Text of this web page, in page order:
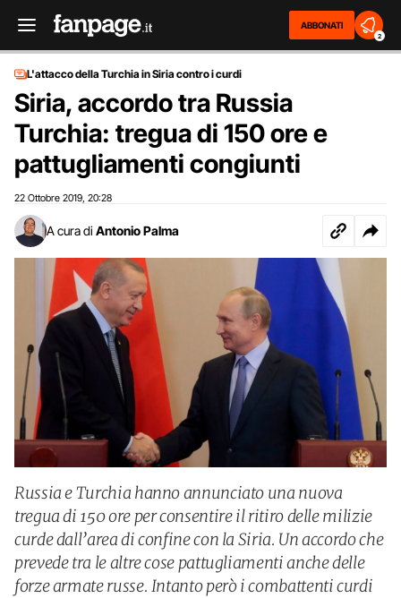
ABBONATI
2
L'attacco della Turchia in Siria contro i curdi
Siria, accordo tra Russia
Turchia: tregua di 150 ore e
pattugliamenti congiunti
22 Ottobre 2019 20:28
A cura di Antonio Palma
Russia e Turchia hanno annunciato una nuova
tregua di 150 ore per consentire il ritiro delle milizie
curde dall’area di confine con la Siria. Un accordo che
prevede tra le altre cose pattugliamenti anche delle
forze armate russe. Intanto però i combattenti curdi